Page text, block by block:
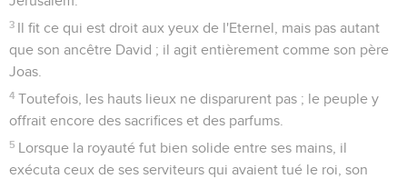
3 Il fit ce qui est droit aux yeux de l'Eternel, mais pas autant
que son ancêtre David ; il agit entièrement comme son père
Joas.
4 Toutefois, les hauts lieux ne disparurent pas ; le peuple y
offrait encore des sacrifices et des parfums.
5 Lorsque la royauté fut bien solide entre ses mains, il
exécuta ceux de ses serviteurs qui avaient tué le roi, son